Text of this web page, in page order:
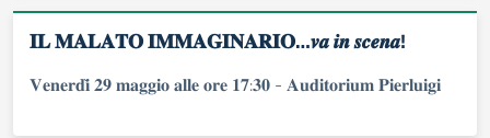
𝐈𝐋 𝐌𝐀𝐋𝐀𝐓𝐎 𝐈𝐌𝐌𝐀𝐆𝐈𝐍𝐀𝐑𝐈𝐎…𝒗𝒂 𝒊𝒏 𝒔𝒄𝒆𝒏𝒂!
𝐕𝐞𝐧𝐞𝐫𝐝𝐢̀ 𝟐𝟗 𝐦𝐚𝐠𝐠𝐢𝐨 𝐚𝐥𝐥𝐞 𝐨𝐫𝐞 𝟏𝟕:𝟑𝟎 - 𝐀𝐮𝐝𝐢𝐭𝐨𝐫𝐢𝐮𝐦 𝐏𝐢𝐞𝐫𝐥𝐮𝐢𝐠𝐢